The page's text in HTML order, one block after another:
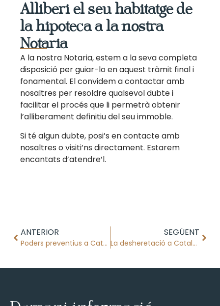
Alliberi el seu habitatge de
la hipoteca a la nostra
Notaria
A la nostra Notaria, estem a la seva completa
disposició per guiar-lo en aquest tràmit final i
fonamental. El convidem a contactar amb
nosaltres per resoldre qualsevol dubte i
facilitar el procés que li permetrà obtenir
l’alliberament definitiu del seu immoble.
Si té algun dubte, posi’s en contacte amb
nosaltres o visiti’ns directament. Estarem
encantats d’atendre’l.
ANTERIOR
Poders preventius a Catalunya: protecció legal davant la pèrdua de capacitat
SEGÜENT
La desheretació a Catalunya